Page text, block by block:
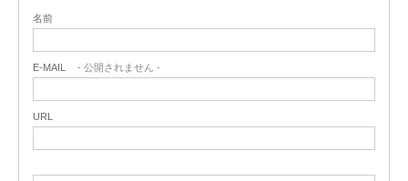
名前
E-MAIL - 公開されません -
URL